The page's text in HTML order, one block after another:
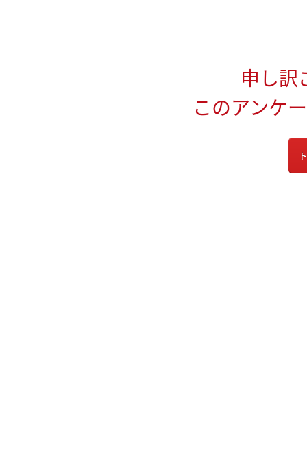
申し訳
このアンケ